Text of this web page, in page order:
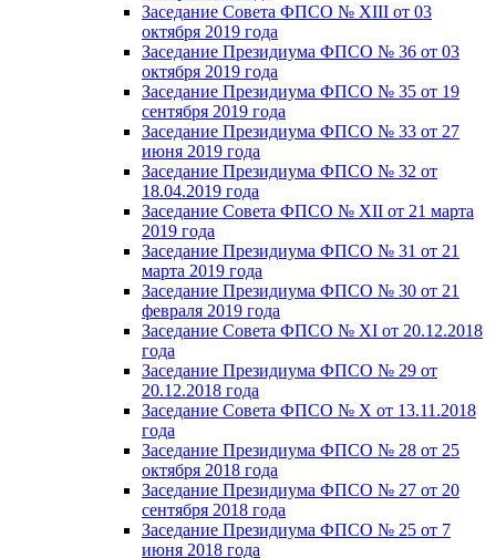
Заседание Совета ФПСО № XIII от 03
октября 2019 года
Заседание Президиума ФПСО № 36 от 03
октября 2019 года
Заседание Президиума ФПСО № 35 от 19
сентября 2019 года
Заседание Президиума ФПСО № 33 от 27
июня 2019 года
Заседание Президиума ФПСО № 32 от
18.04.2019 года
Заседание Совета ФПСО № XII от 21 марта
2019 года
Заседание Президиума ФПСО № 31 от 21
марта 2019 года
Заседание Президиума ФПСО № 30 от 21
февраля 2019 года
Заседание Совета ФПСО № XI от 20.12.2018
года
Заседание Президиума ФПСО № 29 от
20.12.2018 года
Заседание Совета ФПСО № X от 13.11.2018
года
Заседание Президиума ФПСО № 28 от 25
октября 2018 года
Заседание Президиума ФПСО № 27 от 20
сентября 2018 года
Заседание Президиума ФПСО № 25 от 7
июня 2018 года